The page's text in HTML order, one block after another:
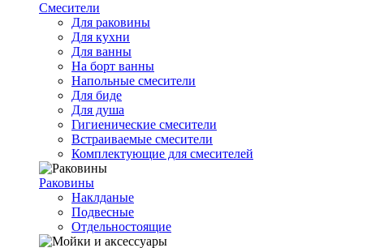
Смесители
Для раковины
Для кухни
Для ванны
На борт ванны
Напольные смесители
Для биде
Для душа
Гигиенические смесители
Встраиваемые смесители
Комплектующие для смесителей
Раковины
Наклданые
Подвесные
Отдельностоящие